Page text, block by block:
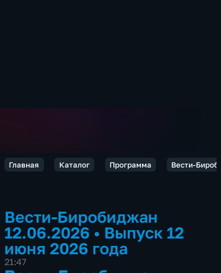
Главная Каталог Программа Вести-
Вести-Биробиджан
12.06.2026 • Выпуск 12
июня 2026 года
21:47